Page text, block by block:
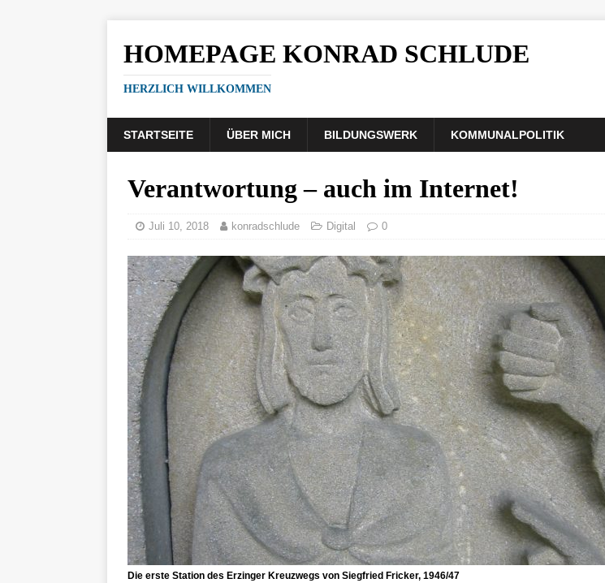
HOMEPAGE KONRAD SCHLUDE
HERZLICH WILLKOMMEN
STARTSEITE ÜBER MICH BILDUNGSWERK KOMMUNALPOLITIK
Verantwortung – auch im Internet!
Juli 10, 2018 konradschlude Digital 0
Die erste Station des Erzinger Kreuzwegs von Siegfried Fricker, 1946/47